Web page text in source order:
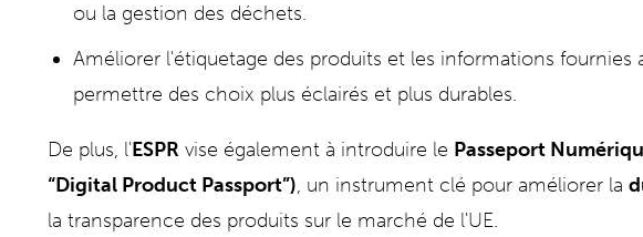
ou la gestion des déchets.
Améliorer l'étiquetage des produits et les informations fournies
permettre des choix plus éclairés et plus durables.
De plus, l'ESPR vise également à introduire le Passeport
“Digital Product Passport”), un instrument clé pour améliorer la
la transparence des produits sur le marché de l'UE.